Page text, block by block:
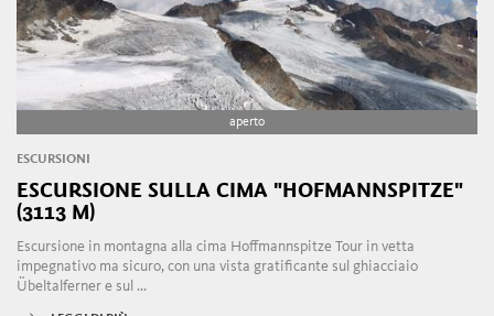
aperto
ESCURSIONI
ESCURSIONE SULLA CIMA "HOFMANNSPITZE"
(3113 M)
Escursione in montagna alla cima Hoffmannspitze Tour in vetta
impegnativo ma sicuro, con una vista gratificante sul ghiacciaio
Übeltalferner e sul ...